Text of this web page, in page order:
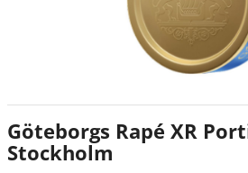
Göteborgs Rapé XR
Stockholm